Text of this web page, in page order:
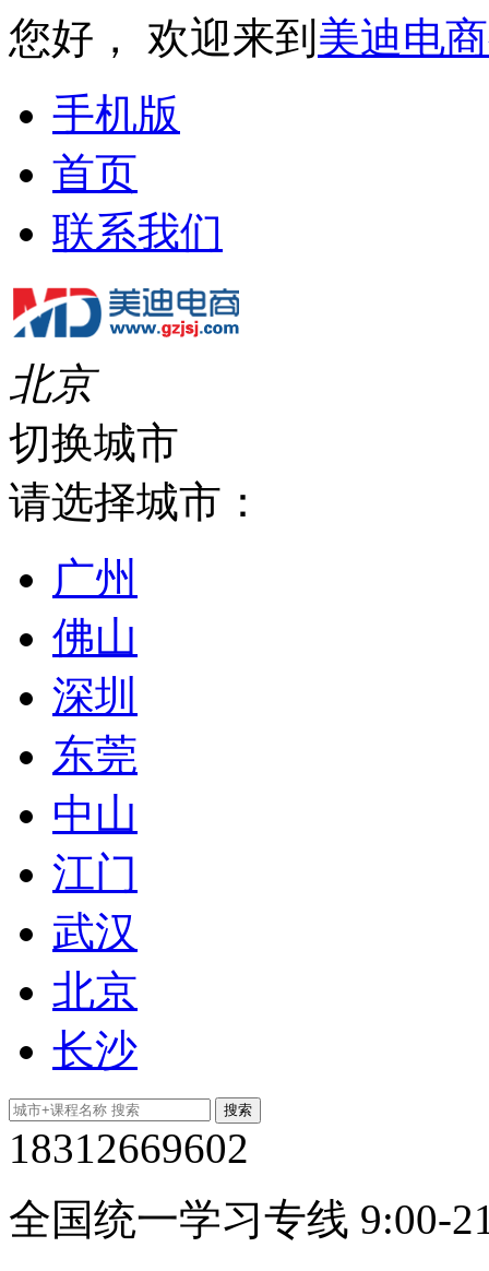
您好， 欢迎来到 美迪电
手机版
首页
联系我们
北京
切换城市
请选择城市：
广州
佛山
深圳
东莞
中山
江门
武汉
北京
长沙
18312669602
全国统一学习专线 9:00-